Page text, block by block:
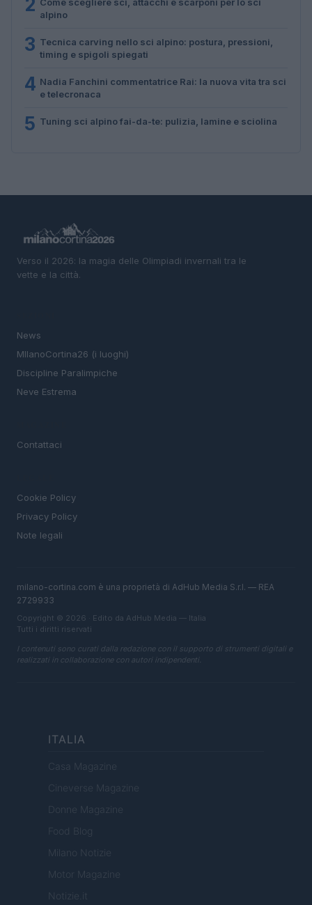
2 alpino
3 Tecnica carving nello sci alpino: postura, pressioni,
timing e spigoli spiegati
4 Nadia Fanchini commentatrice Rai: la nuova vita tra sci
e telecronaca
5 Tuning sci alpino fai-da-te: pulizia, lamine e sciolina
Verso il 2026: la magia delle Olimpiadi invernali tra le
vette e la città.
News
MIlanoCortina26 (i luoghi)
Discipline Paralimpiche
Neve Estrema
Contattaci
Cookie Policy
Privacy Policy
Note legali
milano-cortina.com è una proprietà di AdHub Media S.r.l. — REA
2729933
Copyright © 2026 · Edito da AdHub Media — Italia
Tutti i diritti riservati
I contenuti sono curati dalla redazione con il supporto di strumenti digitali e
realizzati in collaborazione con autori indipendenti.
ITALIA
Casa Magazine
Cineverse Magazine
Donne Magazine
Food Blog
Milano Notizie
Motor Magazine
Notizie.it